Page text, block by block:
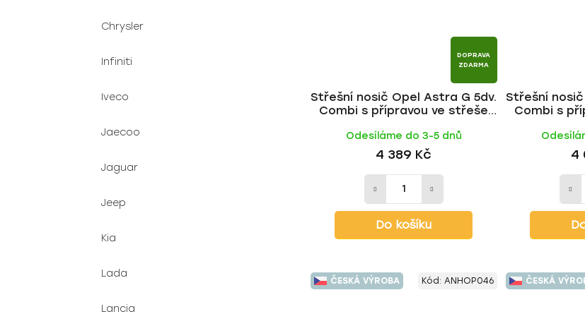
Chrysler
Infiniti
Iveco
Jaecoo
Jaguar
Jeep
Kia
Lada
Lancia
DOPRAVA
ZDARMA
Střešní nosič Opel Astra G 5dv.
Combi s přípravou ve střeše
Odesíláme do 3-5 dnů
4 389 Kč
Do košíku
Střešní
Combi s
4
ČESKÁ VÝROBA Kód: ANHOP046 ČESKÁ